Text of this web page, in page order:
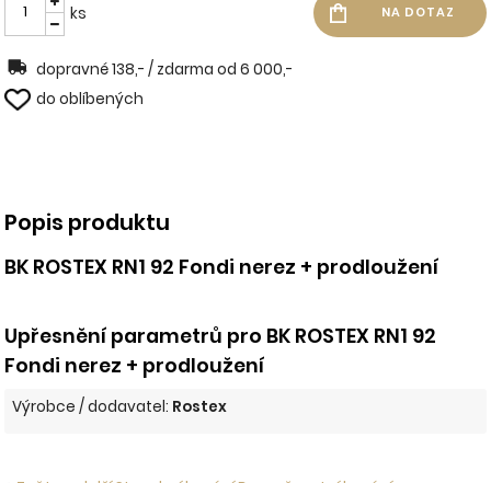
ks
dopravné 138,- / zdarma od 6 000,-
do oblíbených
Popis produktu
BK ROSTEX RN1 92 Fondi nerez + prodloužení
Upřesnění parametrů pro BK ROSTEX RN1 92
Fondi nerez + prodloužení
Výrobce / dodavatel: Rostex